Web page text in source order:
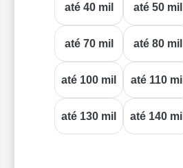
até 40 mil até 50 mil
até 70 mil até 80 mil
até 100 mil até 110 mil
até 130 mil até 140 mil